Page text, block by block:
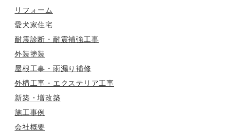
リフォーム
愛犬家住宅
耐震診断・耐震補強工事
外装塗装
屋根工事・雨漏り補修
外構工事・エクステリア工事
新築・増改築
施工事例
会社概要